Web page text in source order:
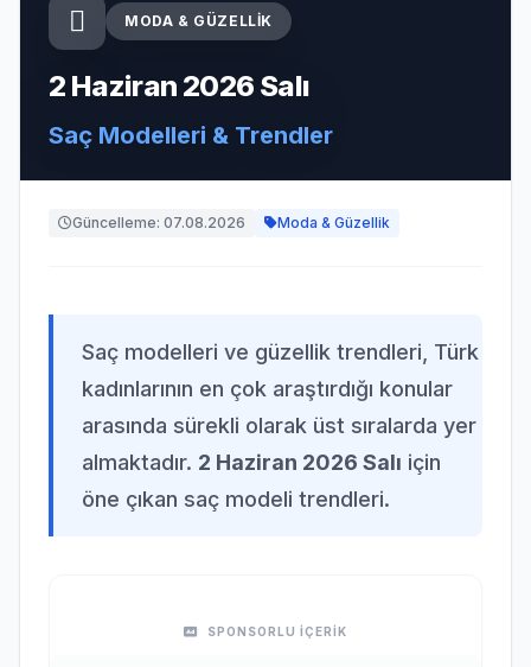
MODA & GÜZELLIK
2 Haziran 2026 Salı
Saç Modelleri & Trendler
Güncelleme: 07.08.2026 Moda & Güzellik
Saç modelleri ve güzellik trendleri, Türk
kadınlarının en çok araştırdığı konular
arasında sürekli olarak üst sıralarda yer
almaktadır. 2 Haziran 2026 Salı için
öne çıkan saç modeli trendleri.
SPONSORLU İÇERİK